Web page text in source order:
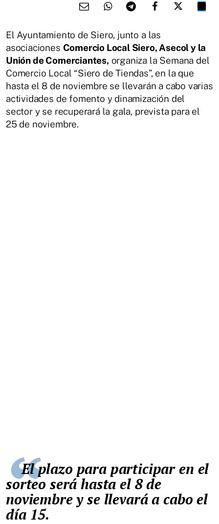
El Ayuntamiento de Siero, junto a las
asociaciones Comercio Local Siero, Asecol y la
Unión de Comerciantes, organiza la Semana del
Comercio Local “Siero de Tiendas”, en la que
hasta el 8 de noviembre se llevarán a cabo varias
actividades de fomento y dinamización del
sector y se recuperará la gala, prevista para el
25 de noviembre.
El plazo para participar en el
sorteo será hasta el 8 de
noviembre y se llevará a cabo el
día 15.